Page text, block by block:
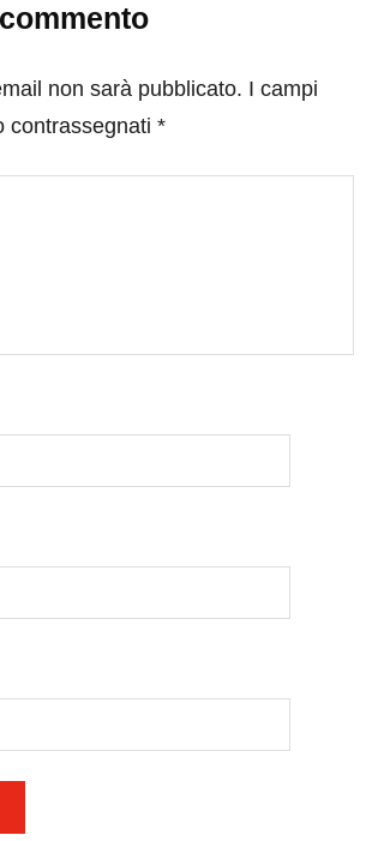
non sarà pubblicato. I campi
contrassegnati *